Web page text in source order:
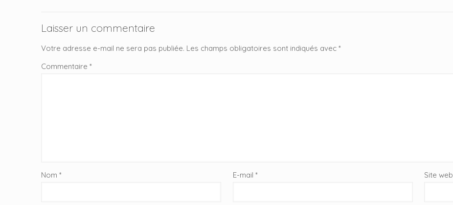
Laisser un commentaire
Votre adresse e-mail ne sera pas publiée. Les champs obligatoires sont indiqués avec *
Commentaire *
Nom * E-mail * Site web